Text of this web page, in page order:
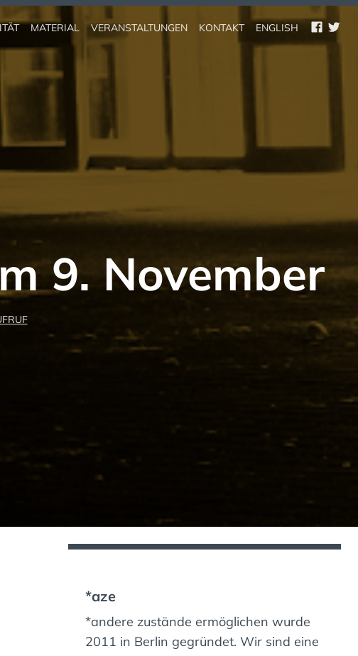
MATERIAL VERANSTALTUNGEN KONTAKT ENGLISH
9. November
*aze
*andere zustände ermöglichen wurde
2011 in Berlin gegründet. Wir sind eine